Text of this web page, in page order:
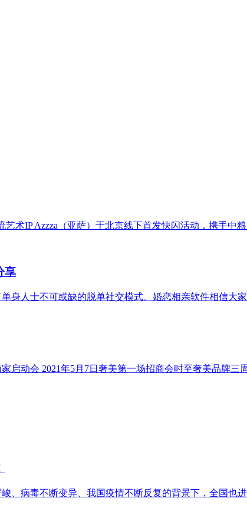
术IP Azzza（亚萨）于北京线下首发快闪活动，携手中
享
身人士不可或缺的脱单社交模式。婚恋相亲软件相信大
启动会 2021年5月7日奢美第一场招商会时至奢美品牌三
、病毒不断变异、我国疫情不断反复的背景下，全国也